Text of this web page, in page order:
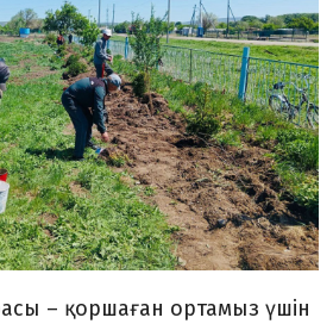
– қоршаған ортамыз үшін